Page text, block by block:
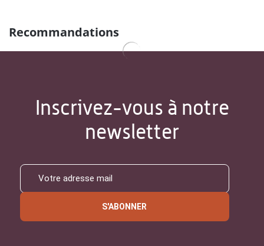
Recommandations
Inscrivez-vous à notre
newsletter
S'ABONNER